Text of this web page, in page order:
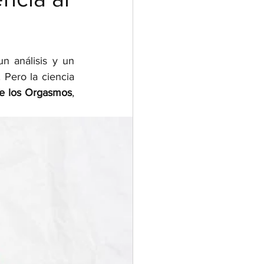
análisis y un
Pero la ciencia
los Orgasmos,